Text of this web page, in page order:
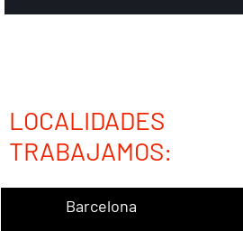
TRABAJAMOS:
Barcelona